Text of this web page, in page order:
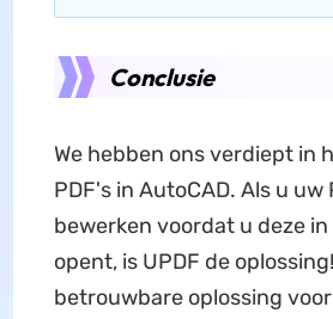
Conclusie
We hebben ons verdiept in
PDF's in AutoCAD. Als u uw
bewerken voordat u deze in
opent, is UPDF de
betrouwbare oplossing